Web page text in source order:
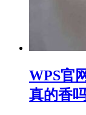
WPS官
真的香